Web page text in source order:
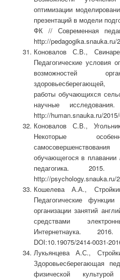
оптимизации
презентаций в модели
ФК // Современная
http://pedagogika.snauka.ru/
Коновалов С.В.,
Педагогические условия
возможностей
здоровьесберегающей,
работы обучающихся
научные
http://human.snauka.ru/
Коновалов С.В.,
Некоторые
обучающегося в
педагогика.
http://psychology.snauka.ru/
Кошелева А.А.,
Педагогические
организации занятий
средствами
Интернетнаука.
DOI:10.19075/2414-0031-
Лукьянцева А.С.,
Здоровьесберегающая
физической